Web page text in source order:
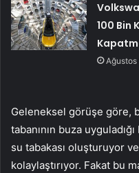
100 Bin
Geleneksel görüşe göre,
tabanının buza
su tabakası oluşturuyor ve
kolaylaştırıyor. Fakat bu